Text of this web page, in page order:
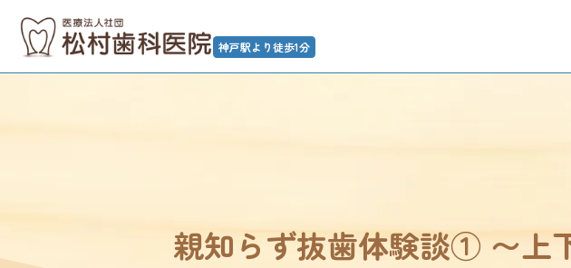
神戸駅より徒歩1分
親知らず抜歯体験談① 〜上